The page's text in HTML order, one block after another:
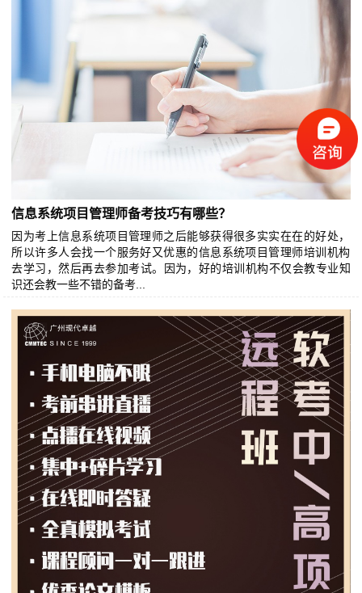
信息系统项目管理师‍备考技巧有哪些？
因为考上信息系统项目管理师‍之后能够获得很多实实在在的好处，
所以许多人会找一个服务好又优惠的信息系统项目管理师‍培训机构
去学习，然后再去参加考试。因为，好的培训机构不仅会教专业知
识还会教一些不错的备考...